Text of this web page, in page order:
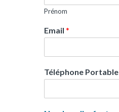
Prénom
Email *
Téléphone Portable